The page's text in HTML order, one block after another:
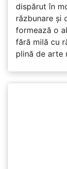
dispărut în
răzbunare și
formează o
fără milă cu
plină de arte